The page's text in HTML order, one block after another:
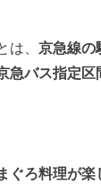
、 京急線の
急バス指定区
ぐろ料理が楽